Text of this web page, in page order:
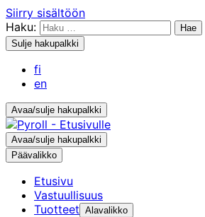
Siirry sisältöön
Haku:
Sulje hakupalkki
fi
en
Avaa/sulje hakupalkki
Avaa/sulje hakupalkki
Päävalikko
Etusivu
Vastuullisuus
Tuotteet Alavalikko